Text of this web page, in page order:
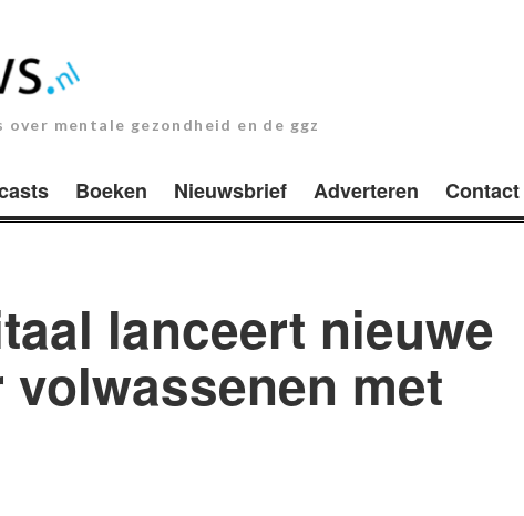
mentale gezondheid en de ggz
Boeken Nieuwsbrief Adverteren Contact
lanceert nieuwe
met